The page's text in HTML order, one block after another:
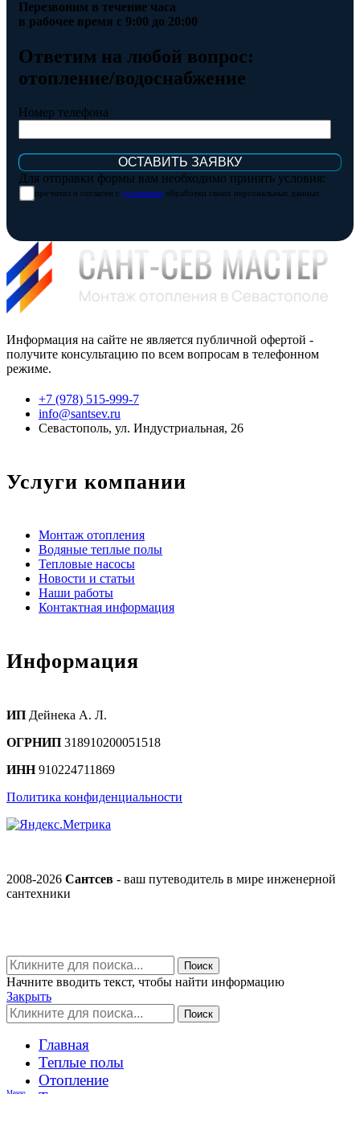
Меню
Перезвоним в течение часа
в рабочее время с 9:00 до 20:00
Ответим на любой вопрос:
отопление/водоснабжение
Номер телефона
Для отправки формы вам необходимо принять условия:
прочитал и согласен с условиями обработки своих персональных данных
Информация на сайте не является публичной офертой -
получите консультацию по всем вопросам в телефонном
режиме.
+7 (978) 515-999-7
info@santsev.ru
Севастополь, ул. Индустриальная, 26
Услуги компании
Монтаж отопления
Водяные теплые полы
Тепловые насосы
Новости и статьи
Наши работы
Контактная информация
Информация
ИП Дейнека А. Л.
ОГРНИП 318910200051518
ИНН910224711869
Политика конфиденциальности
2008-2026 Сантсев - ваш путеводитель в мире инженерной
сантехники
Поиск
Начните вводить текст, чтобы найти информацию
Закрыть
Поиск
Главная
Теплые полы
Отопление
Тепловые насосы